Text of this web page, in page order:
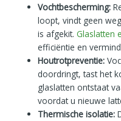
Vochtbescherming:
loopt, vindt geen
is afgekit. Glaslatten
efficiëntie en
Houtrotpreventie:
doordringt, tast het
glaslatten ontstaat
voordat u nieuwe
Thermische isolatie: